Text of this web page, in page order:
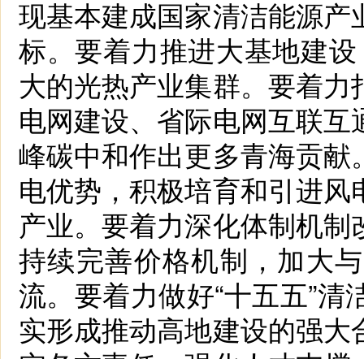
现基本建成国家清洁能源
标。要着力推进大基地建
大的光热产业集群。要着
电网建设、省际电网互联
峰碳中和作出更多青海贡
电优势，积极培育和引进
产业。要着力深化体制机
持续完善价格机制，加大
流。要着力做好“十五五”
实形成推动高地建设的强